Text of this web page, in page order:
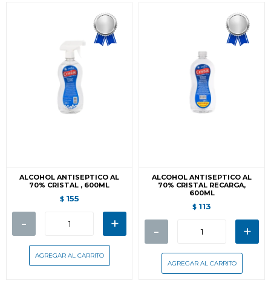
ALCOHOL ANTISEPTICO AL
70% CRISTAL , 600ML
$ 155
- +
ALCOHOL ANTISEPTICO AL
70% CRISTAL RECARGA,
600ML
$ 113
- +